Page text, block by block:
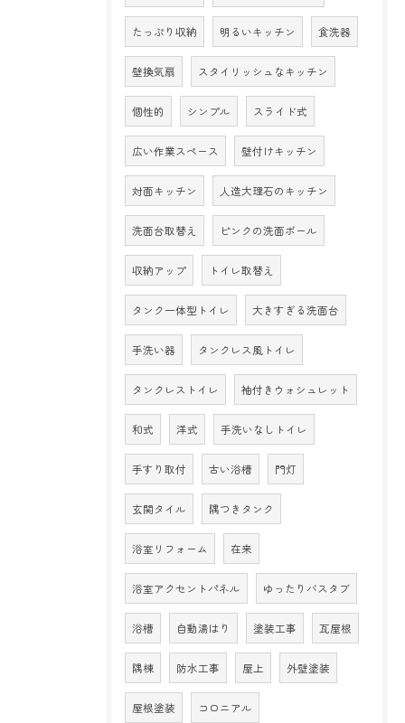
たっぷり収納 明るいキッチン 食洗器
壁換気扇 スタイリッシュなキッチン
個性的 シンプル スライド式
広い作業スペース 壁付けキッチン
対面キッチン 人造大理石のキッチン
洗面台取替え ピンクの洗面ボール
収納アップ トイレ取替え
タンク一体型トイレ 大きすぎる洗面台
手洗い器 タンクレス風トイレ
タンクレストイレ 袖付きウォシュレット
和式 洋式 手洗いなしトイレ
手すり取付 古い浴槽 門灯
玄関タイル 隅つきタンク
浴室リフォーム 在来
浴室アクセントパネル ゆったりバスタブ
浴槽 自動湯はり 塗装工事 瓦屋根
隅棟 防水工事 屋上 外壁塗装
屋根塗装 コロニアル